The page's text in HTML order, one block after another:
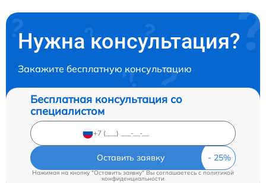
Нужна консультация?
Закажите бесплатную консультацию
Бесплатная консультация со
специалистом
Оставить заявку
Нажимая на кнопку "Оставить заявку" Вы соглашаетесь cполитикой
конфиденциальности